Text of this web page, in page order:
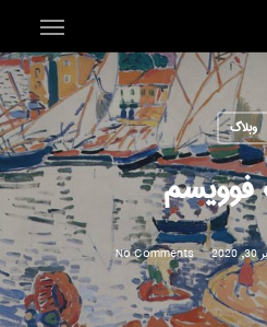
Menu
وبلاگ
No Comments